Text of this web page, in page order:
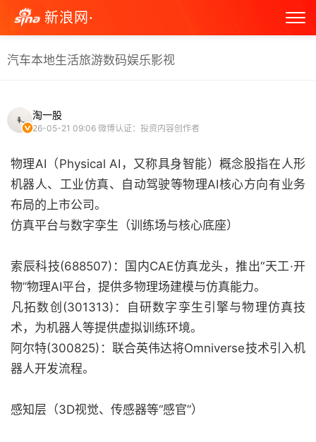
新浪网·
汽车本地生活旅游数码娱乐影视
淘一股
26-05-21 09:06 微博认证：投资内容创作者
物理AI（Physical AI，又称具身智能）概念股指在‌人形
机器人、工业仿真、自动驾驶等物理AI核心方向‌有业务
布局的上市公司。
‌仿真平台与数字孪生（训练场与核心底座）‌
‌索辰科技(688507)‌：国内CAE仿真龙头，推出“天工·开
物”物理AI平台，提供多物理场建模与仿真能力。
‌凡拓数创(301313)‌：自研数字孪生引擎与物理仿真技
术，为机器人等提供虚拟训练环境。
‌阿尔特(300825)‌：联合英伟达将Omniverse技术引入机
器人开发流程。‌‌
感知层（3D视觉、传感器等“感官”）‌